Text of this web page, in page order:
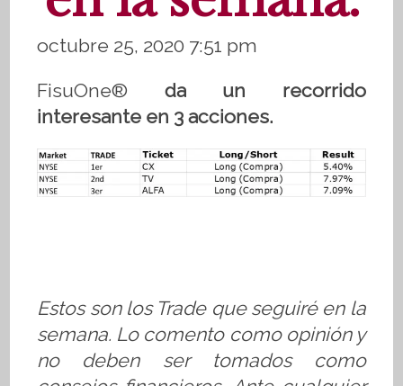
octubre 25, 2020 7:51 pm
FisuOne®
da un recorrido
interesante en 3 acciones.
Estos son los Trade que seguiré en la
semana. Lo comento como opinión y
no deben ser tomados como